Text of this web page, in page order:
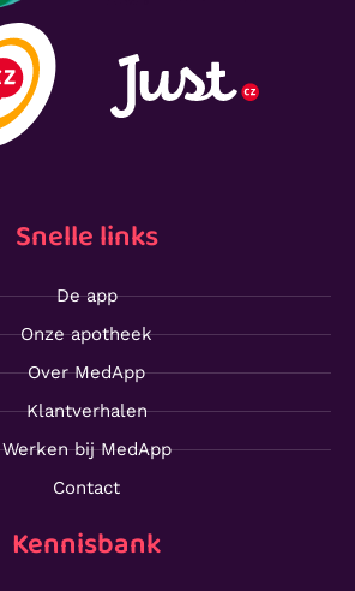
Snelle links
De app
Onze apotheek
Over MedApp
Klantverhalen
Werken bij MedApp
Contact
Kennisbank